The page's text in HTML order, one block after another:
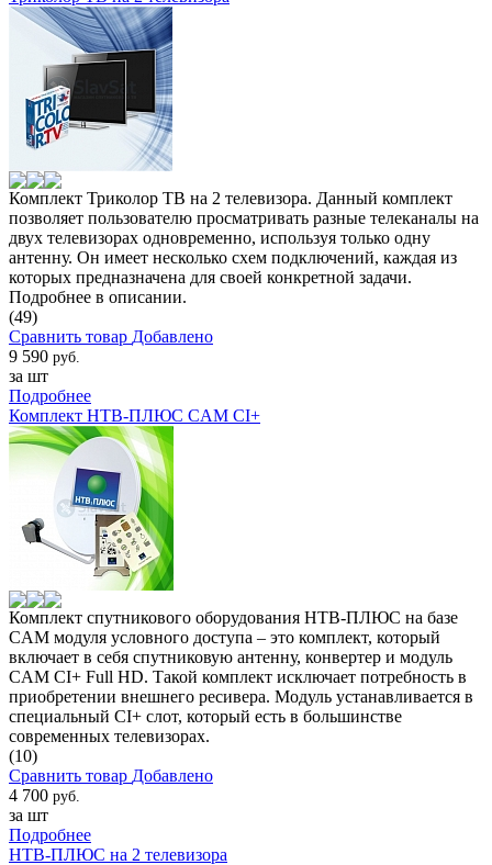
Комплект Триколор ТВ на 2 телевизора. Данный комплект
позволяет пользователю просматривать разные телеканалы на
двух телевизорах одновременно, используя только одну
антенну. Он имеет несколько схем подключений, каждая из
которых предназначена для своей конкретной задачи.
Подробнее в описании.
(49)
Сравнить товар Добавлено
9 590 руб.
за шт
Подробнее
Комплект НТВ-ПЛЮС CAM CI+
Комплект спутникового оборудования НТВ-ПЛЮС на базе
CAM модуля условного доступа – это комплект, который
включает в себя спутниковую антенну, конвертер и модуль
CAM CI+ Full HD. Такой комплект исключает потребность в
приобретении внешнего ресивера. Модуль устанавливается в
специальный CI+ слот, который есть в большинстве
современных телевизорах.
(10)
Сравнить товар Добавлено
4 700 руб.
за шт
Подробнее
НТВ-ПЛЮС на 2 телевизора